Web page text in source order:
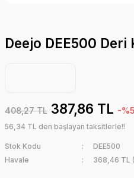
Deejo DEE500 Deri
408,27 TL 387,86 TL -%5
56,34 TL den başlayan taksitlerle!!
Stok Kodu
DEE500
Havale
368,46 TL